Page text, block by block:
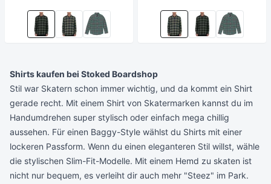
Shirts kaufen bei Stoked Boardshop
Stil war Skatern schon immer wichtig, und da kommt ein Shirt
gerade recht. Mit einem Shirt von Skatermarken kannst du im
Handumdrehen super stylisch oder einfach mega chillig
aussehen. Für einen Baggy-Style wählst du Shirts mit einer
lockeren Passform. Wenn du einen eleganteren Stil willst, wähle
die stylischen Slim-Fit-Modelle. Mit einem Hemd zu skaten ist
nicht nur bequem, es verleiht dir auch mehr "Steez" im Park.